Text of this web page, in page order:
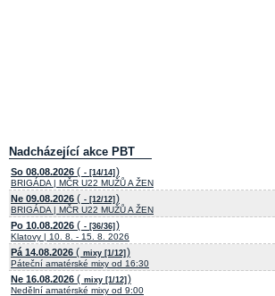
Nadcházející akce PBT
So 08.08.2026 ( - [14/14] )
BRIGÁDA | MČR U22 MUŽŮ A ŽEN
Ne 09.08.2026 ( - [12/12] )
BRIGÁDA | MČR U22 MUŽŮ A ŽEN
Po 10.08.2026 ( - [36/36] )
Klatovy | 10. 8. - 15. 8. 2026
Pá 14.08.2026 ( mixy [1/12] )
Páteční amatérské mixy od 16:30
Ne 16.08.2026 ( mixy [1/12] )
Nedělní amatérské mixy od 9:00